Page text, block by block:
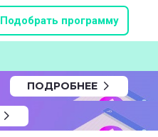
Подобрать программу
ПОДРОБНЕЕ